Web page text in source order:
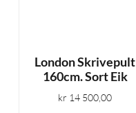
London Skrivepult
160cm. Sort Eik
kr 14 500,00